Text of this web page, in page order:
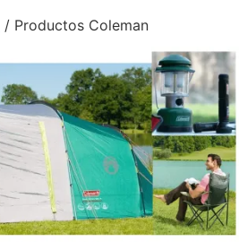
/ Productos Coleman